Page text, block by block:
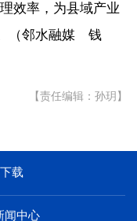
效率，为县域产业
（邻水融媒 钱
【责任编辑：孙玥】
载
闻中心